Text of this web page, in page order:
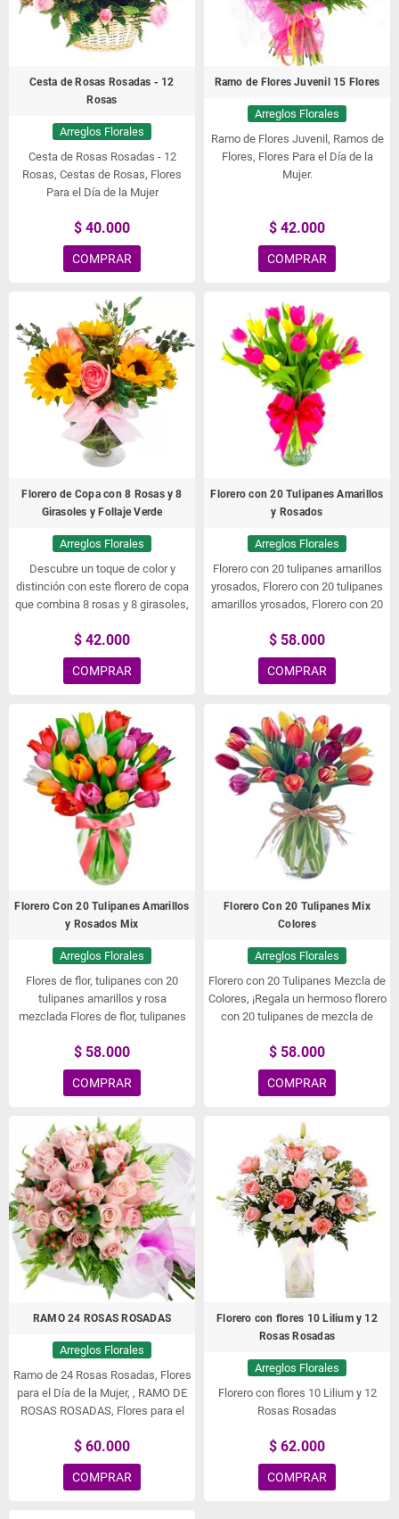
Cesta de Rosas Rosadas - 12
Rosas
Arreglos Florales
Cesta de Rosas Rosadas - 12
Rosas, Cestas de Rosas, Flores
Para el Día de la Mujer
$ 40.000
COMPRAR
Ramo de Flores Juvenil 15 Flores
Arreglos Florales
Ramo de Flores Juvenil, Ramos de
Flores, Flores Para el Día de la
Mujer.
$ 42.000
COMPRAR
Florero de Copa con 8 Rosas y 8
Girasoles y Follaje Verde
Arreglos Florales
Descubre un toque de color y
distinción con este florero de copa
que combina 8 rosas y 8 girasoles,
acabado fresco y armonioso.
$ 42.000
COMPRAR
Florero con 20 Tulipanes Amarillos
y Rosados
Arreglos Florales
Florero con 20 tulipanes amarillos
yrosados, Florero con 20 tulipanes
amarillos yrosados, Florero con 20
Florero con 20 tulipanes amarillos
yrosados, Floreros de Flores,
Tulipanes, Floristería, Florero con
$ 58.000
COMPRAR
Florero Con 20 Tulipanes Amarillos
y Rosados Mix
Arreglos Florales
Flores de flor, tulipanes con 20
tulipanes amarillos y rosa
mezclada Flores de flor, tulipanes
mezclada Flores de flor, tulipanes
con 20 tulipanes amarillos y rosa
mezcladaFlorero con 20 tulipanes
$ 58.000
COMPRAR
Florero Con 20 Tulipanes Mix
Colores
Arreglos Florales
Florero con 20 Tulipanes Mezcla de
Colores, ¡Regala un hermoso florero
con 20 tulipanes de mezcla de
tulipanes de distintos colores
llenará tu florero de flores
hermosas y exóticas! Es un
romántico para alguien especial.
¡Regala flores hoy para dar alegría y
felicidad!,Floreros de Flores,
Tulipanes,¡Decora tu hogar con
este hermoso florero lleno de 20
tulipanes de mezcla de colores!
Estos floreros de flores son la
perfecta decoración para un día
festivo, una celebración especial o
un día simple para recordar.
¡Intercambia un regalo hermoso y
memorable con este florero con 20
tulipanes mix colores!
$ 58.000
COMPRAR
RAMO 24 ROSAS ROSADAS
Arreglos Florales
Ramo de 24 Rosas Rosadas, Flores
para el Día de la Mujer, , RAMO DE
ROSAS ROSADAS, Flores para el
$ 60.000
COMPRAR
Florero con flores 10 Lilium y 12
Rosas Rosadas
Arreglos Florales
Florero con flores 10 Lilium y 12
Rosas Rosadas
$ 62.000
COMPRAR